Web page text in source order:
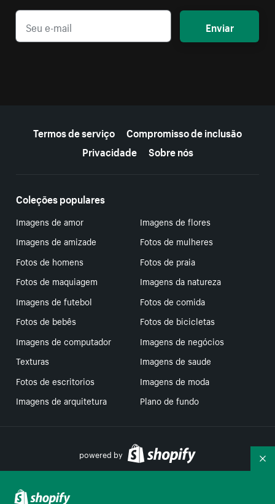
Enviar
Termos de serviço
Compromisso de inclusão
Privacidade
Sobre nós
Coleções populares
Imagens de amor
Imagens de flores
Imagens de amizade
Fotos de mulheres
Fotos de homens
Fotos de praia
Fotos de maquiagem
Imagens da natureza
Imagens de futebol
Fotos de comida
Fotos de bebês
Fotos de bicicletas
Imagens de computador
Imagens de negócios
Texturas
Imagens de saude
Fotos de escritorios
Imagens de moda
Imagens de arquitetura
Plano de fundo
powered by